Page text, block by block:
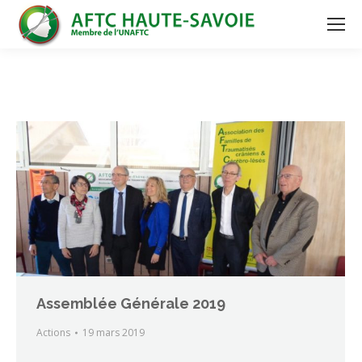
Assemblée Générale 2019
Actions 19 mars 2019